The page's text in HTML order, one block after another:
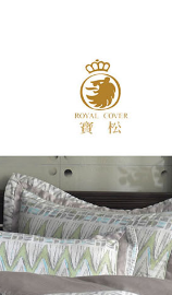
證並確認金額後，即可完成
您將收到繳費通知簡訊。
後14天內，點擊此簡訊中的
元方式進行付款，方視為交
商家同意取消之訂單仍視
AFTEE先享後付 」之結帳
需取消欲退款等相關疑問，